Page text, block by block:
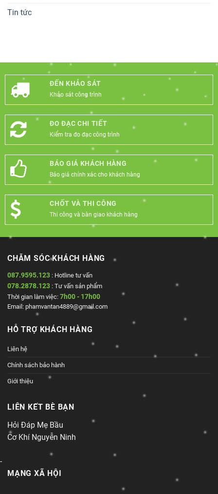
Tin tức
ĐẾN KHẢO SÁT
Khảo sát công trình
ĐO ĐẠC CHI TIẾT
Kiểm tra đo đạc công trình
BÁO GIÁ KHÁCH HÀNG
Báo giá chính xác cho khách hàng
CHỐT VÀ THI CÔNG
Thi công và bàn giao khách hàng
CHĂM SÓC KHÁCH HÀNG
087.9595.123 : Hotline tư vấn
078.2878.123 : Tư vấn sản phẩm
Thời gian làm việc: 7h00 - 17h00
Email: phamvantan4889@gmail.com
HỖ TRỢ KHÁCH HÀNG
Liên hệ
Chính sách bảo hành
Giới thiệu
LIÊN KẾT BÈ BẠN
Hỏi Đáp Mẹ Bầu
Cơ Khí Nguyễn Ninh
-
MẠNG XÃ HỘI